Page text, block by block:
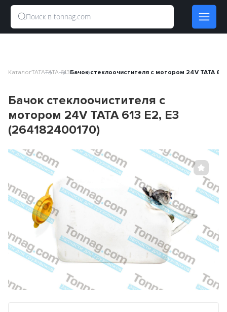
КаталогTATATATA 613Бачок стеклоочистителя с мотором 24V TATA
Бачок стеклоочистителя с
мотором 24V TATA 613 E2, E3
(264182400170)